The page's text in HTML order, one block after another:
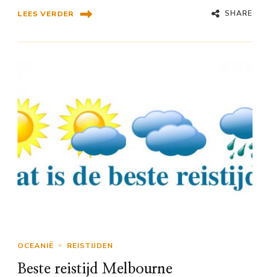
LEES VERDER SHARE
OCEANIË REISTIJDEN
Beste reistijd Melbourne